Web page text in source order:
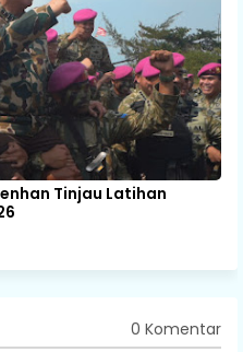
Tinjau Latihan
0 Komentar